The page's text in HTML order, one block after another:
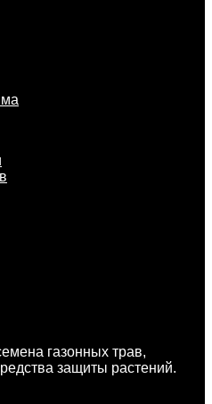
газонных трав,
защиты растений.